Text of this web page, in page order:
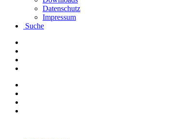
Datenschutz
Impressum
Suche